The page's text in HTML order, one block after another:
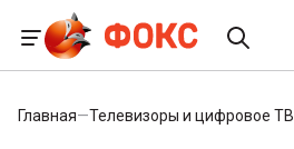
Главная—Телевизоры и цифровое ТВ